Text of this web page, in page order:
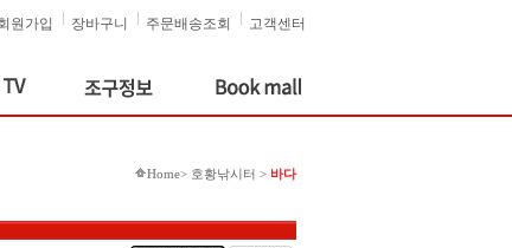
고객센터
주문배송조회
장바구니
원가입
Home> 호황낚시터 > 바다